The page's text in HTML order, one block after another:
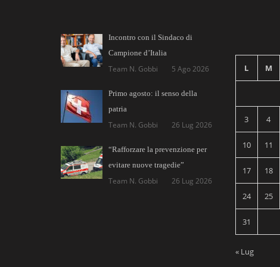
Incontro con il Sindaco di
Campione d’Italia
Team N. Gobbi 5 Ago 2026
Primo agosto: il senso della
patria
Team N. Gobbi 26 Lug 2026
“Rafforzare la prevenzione per
evitare nuove tragedie”
Team N. Gobbi 26 Lug 2026
L M
3 4
10 11
17 18
24 25
31
« Lug